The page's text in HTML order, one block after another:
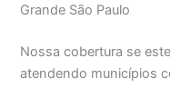
Grande São Paulo
Nossa cobertura se
atendendo municípios